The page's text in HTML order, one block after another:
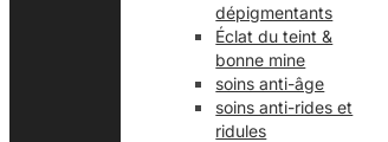
dépigmentants
Éclat du teint &
bonne mine
soins anti-âge
soins anti-rides et
ridules